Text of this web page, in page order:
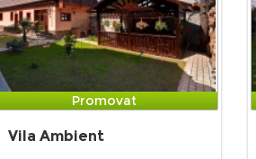
Promovat
Vila Ambient